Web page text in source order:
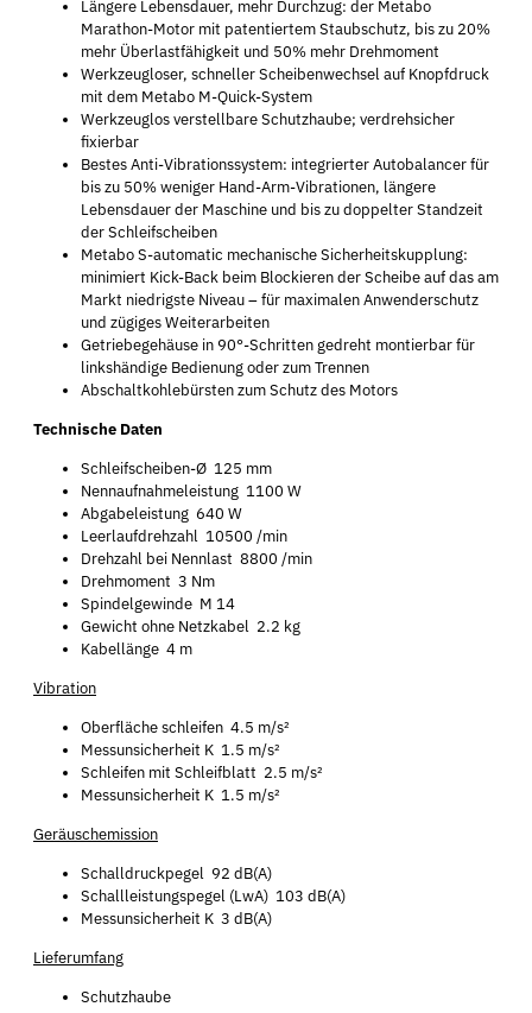
Längere Lebensdauer, mehr Durchzug: der Metabo
Marathon-Motor mit patentiertem Staubschutz, bis zu 20%
mehr Überlastfähigkeit und 50% mehr Drehmoment
Werkzeugloser, schneller Scheibenwechsel auf Knopfdruck
mit dem Metabo M-Quick-System
Werkzeuglos verstellbare Schutzhaube; verdrehsicher
fixierbar
Bestes Anti-Vibrationssystem: integrierter Autobalancer für
bis zu 50% weniger Hand-Arm-Vibrationen, längere
Lebensdauer der Maschine und bis zu doppelter Standzeit
der Schleifscheiben
Metabo S-automatic mechanische Sicherheitskupplung:
minimiert Kick-Back beim Blockieren der Scheibe auf das am
Markt niedrigste Niveau – für maximalen Anwenderschutz
und zügiges Weiterarbeiten
Getriebegehäuse in 90°-Schritten gedreht montierbar für
linkshändige Bedienung oder zum Trennen
Abschaltkohlebürsten zum Schutz des Motors
Technische Daten
Schleifscheiben-Ø 125 mm
Nennaufnahmeleistung 1100 W
Abgabeleistung 640 W
Leerlaufdrehzahl 10500 /min
Drehzahl bei Nennlast 8800 /min
Drehmoment 3 Nm
Spindelgewinde M 14
Gewicht ohne Netzkabel 2.2 kg
Kabellänge 4 m
Vibration
Oberfläche schleifen 4.5 m/s²
Messunsicherheit K 1.5 m/s²
Schleifen mit Schleifblatt 2.5 m/s²
Messunsicherheit K 1.5 m/s²
Geräuschemission
Schalldruckpegel 92 dB(A)
Schallleistungspegel (LwA) 103 dB(A)
Messunsicherheit K 3 dB(A)
Lieferumfang
Schutzhaube